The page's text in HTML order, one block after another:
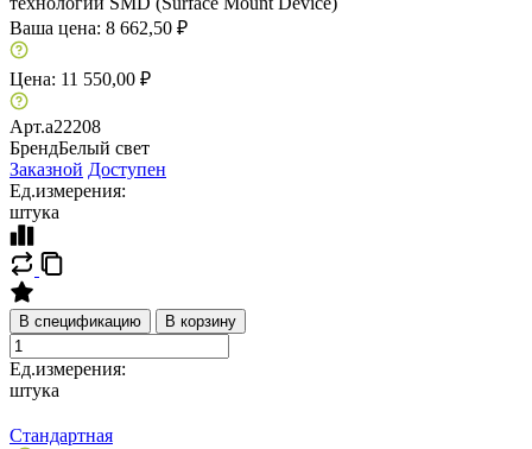
Ваша цена: 8 662,50 ₽
Цена: 11 550,00 ₽
Арт.a22208
БрендБелый свет
Заказной Доступен
Ед.измерения:
штука
В спецификацию В корзину
Ед.измерения:
штука
Стандартная